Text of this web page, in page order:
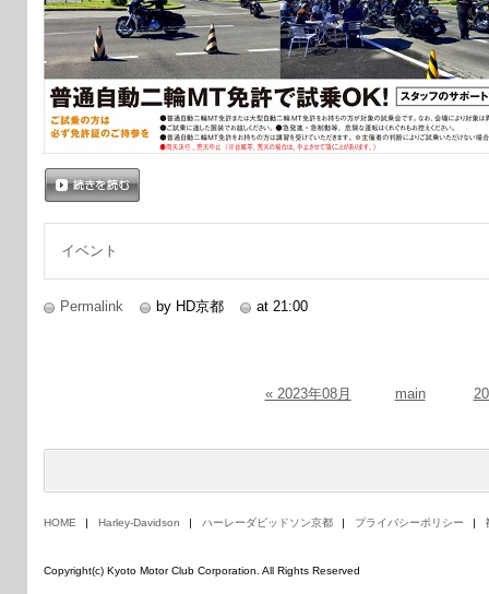
イベント
Permalink by HD京都 at 21:00
« 2023年08月 main
HOME Harley-Davidson ハーレーダビッドソン京都 プライバシーポリシー
Copyright(c) Kyoto Motor Club Corporation. All Rights Reserved